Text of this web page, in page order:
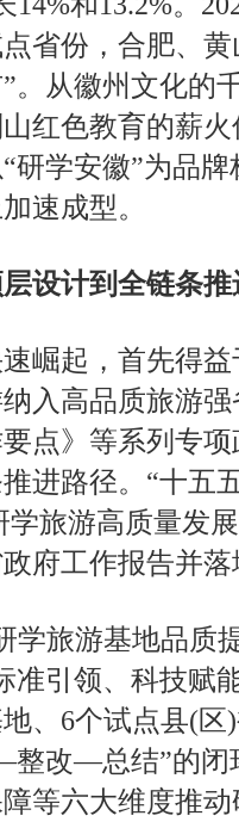
省份，合肥、
。从徽州文化的
红色教育的薪
研学安徽”为品
速成型。
设计到全链条推
起，首先得益
入高品质旅游
要点》等系列专
进路径。“十五
学旅游高质量发
府工作报告并
旅游基地品质
准引领、科技赋
、6个试点县(
改—总结”的闭
等六大维度推